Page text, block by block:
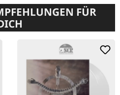
FÜR